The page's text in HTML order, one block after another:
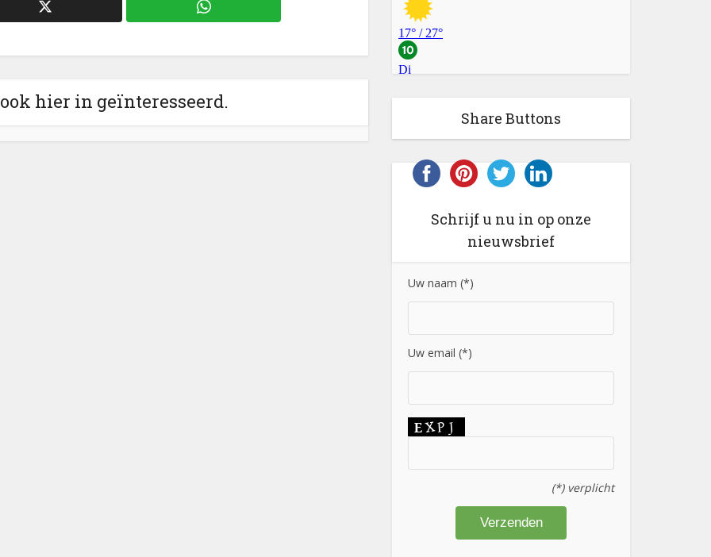
hier in geïnteresseerd.
Share Buttons
Schrijf u nu in op onze
nieuwsbrief
Uw naam (*)
Uw email (*)
(*) verplicht